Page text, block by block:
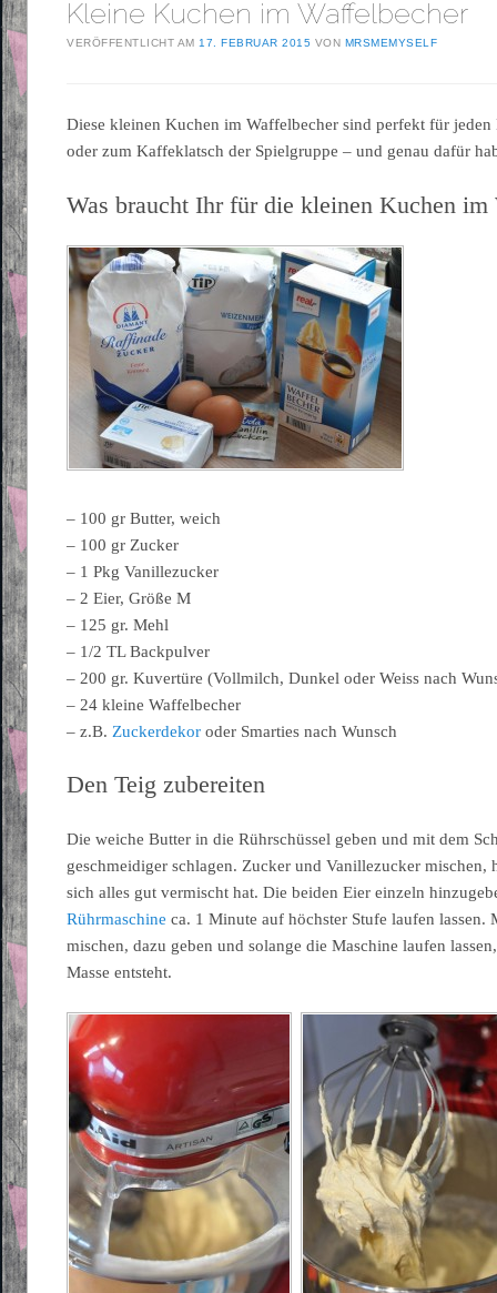
Kleine Kuchen im Waffelbecher
VERÖFFENTLICHT AM17. FEBRUAR 2015 VON MRSMEMYSELF
Diese kleinen Kuchen im Waffelbecher sind perfekt für
oder zum Kaffeklatsch der Spielgruppe – und genau dafür
Was braucht Ihr für die kleinen Kuchen im
– 100 gr Butter, weich
– 100 gr Zucker
– 1 Pkg Vanillezucker
– 2 Eier, Größe M
– 125 gr. Mehl
– 1/2 TL Backpulver
– 200 gr. Kuvertüre (Vollmilch, Dunkel oder Weiss nach
– 24 kleine Waffelbecher
– z.B. Zuckerdekor oder Smarties nach Wunsch
Den Teig zubereiten
Die weiche Butter in die Rührschüssel geben und mit dem
geschmeidiger schlagen. Zucker und Vanillezucker mischen,
sich alles gut vermischt hat. Die beiden Eier einzeln
Rührmaschine ca. 1 Minute auf höchster Stufe laufen lassen.
mischen, dazu geben und solange die Maschine laufen
Masse entsteht.